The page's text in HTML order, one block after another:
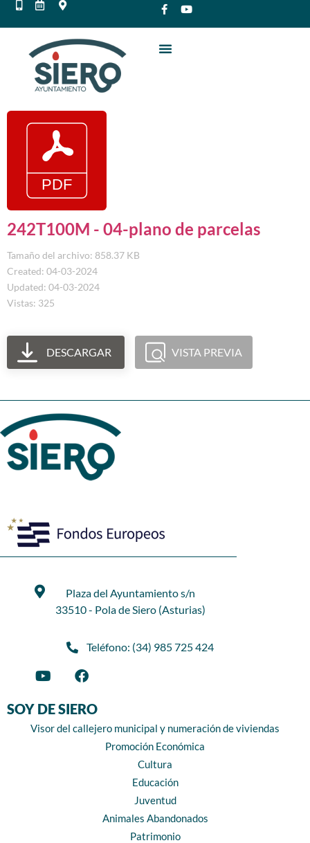
242T100M - 04-plano de parcelas
Tamaño del archivo: 858.37 KB
Created: 04-03-2024
Updated: 04-03-2024
Vistas: 325
DESCARGAR VISTA PREVIA
Plaza del Ayuntamiento s/n
33510 - Pola de Siero (Asturias)
Teléfono: (34) 985 725 424
SOY DE SIERO
Visor del callejero municipal y numeración de viviendas
Promoción Económica
Cultura
Educación
Juventud
Animales Abandonados
Patrimonio